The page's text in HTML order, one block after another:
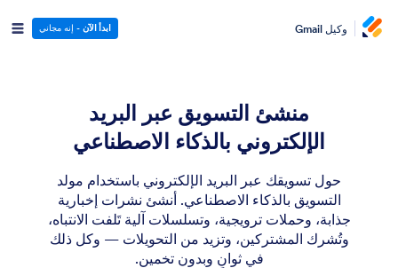
وكيل Gmail ابدأ الآن - إنه مجاني
منشئ التسويق عبر البريد
الإلكتروني بالذكاء الاصطناعي
حول تسويقك عبر البريد الإلكتروني باستخدام مولد
التسويق بالذكاء الاصطناعي. أنشئ نشرات إخبارية
جذابة، وحملات ترويجية، وتسلسلات آلية تَلفت الانتباه،
وتُشرك المشتركين، وتزيد من التحويلات — وكل ذلك
في ثوانٍ وبدون تخمين.